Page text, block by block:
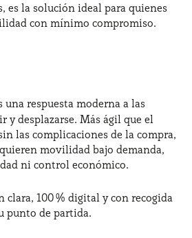
es la solución ideal para quienes
con mínimo compromiso.
una respuesta moderna a las
y desplazarse. Más ágil que el
las complicaciones de la compra,
movilidad bajo demanda,
ni control económico.
clara, 100 % digital y con recogida
punto de partida.